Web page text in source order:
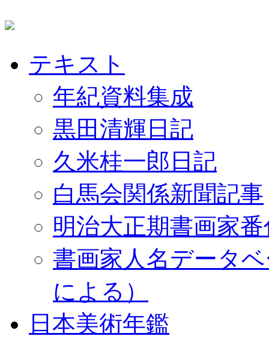
テキスト
年紀資料集成
黒田清輝日記
久米桂一郎日記
白馬会関係新聞記事
明治大正期書画家
書画家人名データ
による）
日本美術年鑑